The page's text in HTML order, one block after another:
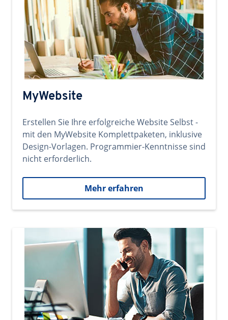
MyWebsite
Erstellen Sie Ihre erfolgreiche Website Selbst -
mit den MyWebsite Komplettpaketen, inklusive
Design-Vorlagen. Programmier-Kenntnisse sind
nicht erforderlich.
Mehr erfahren